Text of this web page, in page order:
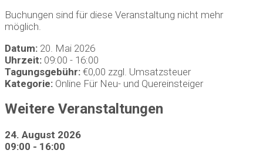
Buchungen sind für diese Veranstaltung nicht mehr
möglich.
Datum: 20. Mai 2026
Uhrzeit: 09:00 - 16:00
Tagungsgebühr: €0,00 zzgl. Umsatzsteuer
Kategorie: Online Für Neu- und Quereinsteiger
Weitere Veranstaltungen
24. August 2026
09:00 - 16:00